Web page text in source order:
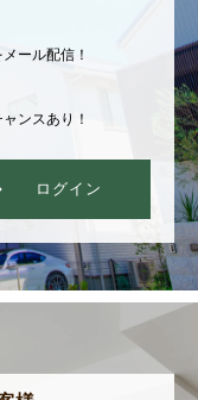
ール配信！
ンスあり！
ログイン